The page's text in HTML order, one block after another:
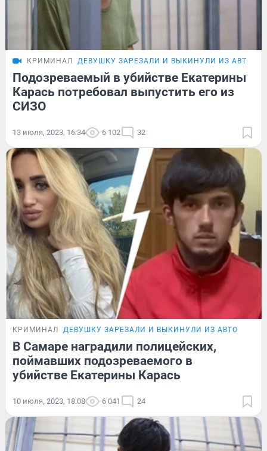
КРИМИНАЛ ДЕВУШКУ ЗАРЕЗАЛИ И ВЫКИНУЛИ ИЗ АВТО
Подозреваемый в убийстве Екатерины
Карась потребовал выпустить его из
СИЗО
13 июля, 2023, 16:34 6 102 32
КРИМИНАЛ ДЕВУШКУ ЗАРЕЗАЛИ И ВЫКИНУЛИ ИЗ АВТО
В Самаре наградили полицейских,
поймавших подозреваемого в
убийстве Екатерины Карась
10 июля, 2023, 18:08 6 041 24